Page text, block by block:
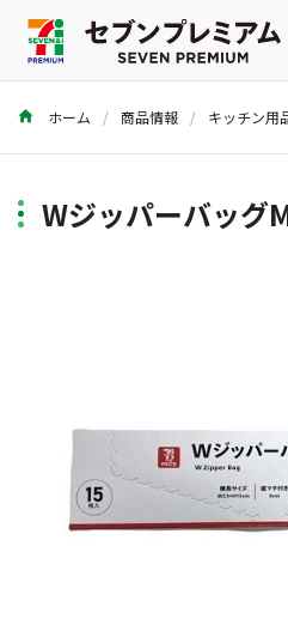
商品を探す
ホーム 商品情報 キッチン用
Wジッパーバッグ